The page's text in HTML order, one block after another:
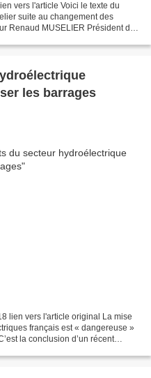
vers l'article Voici le texte du
suite au changement des
Renaud MUSELIER Président du
les barrages
lien vers l'article original La mise
français est « dangereuse »
la conclusion d’un récent